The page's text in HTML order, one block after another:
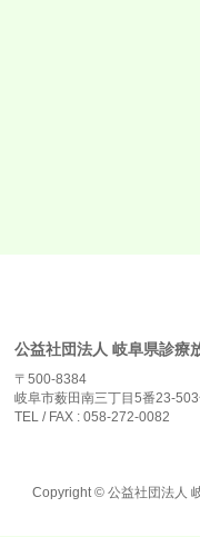
公益社団法人 岐阜県診療
〒500-8384
岐阜市薮田南三丁目5番23-
TEL / FAX : 058-272-0082
Copyright ©公益社団法人